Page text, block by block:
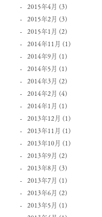
2015年4月 (3)
2015年2月 (3)
2015年1月 (2)
2014年11月 (1)
2014年9月 (1)
2014年5月 (1)
2014年3月 (2)
2014年2月 (4)
2014年1月 (1)
2013年12月 (1)
2013年11月 (1)
2013年10月 (1)
2013年9月 (2)
2013年8月 (3)
2013年7月 (1)
2013年6月 (2)
2013年5月 (1)